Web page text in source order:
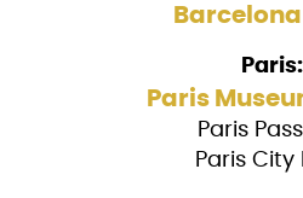
Paris:
Paris
Paris
Paris City